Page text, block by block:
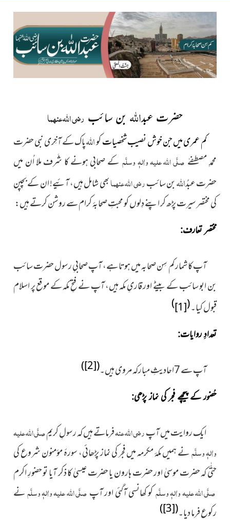
حضرت عبداللہ بن سائب رضی اللہ عنہما
کم عمری میں جن خوش نصیب شخصیاتکواللہپاک کے آخِری نبی حضرت
محمدِ مصطفےٰ صلَّی اللہ علیہ واٰلہٖ وسلَّمکے صحابی ہونے کا شَرف ملا اُن میں
حضرت عبدُاللہبن سائبرضی اللہ عنہمابھی شامل ہیں، آئیے! ان کے بچپن
کی مختصر سیرت پڑھ کر اپنے دِلوں کو محبتِ صحابۂ کرام سے روشن کرتے ہیں:
مختصر تعارف:
آپ کا شمار کم سِن صحابہ میں ہوتا ہے، آپ صحابیِ رسول حضرت سائب
بن ابو سائب کے بیٹے اور قاریِ مکہ ہیں، آپ نے فتحِ مکہ کے موقع پر اسلام
قبول کیا۔(
[1]
)
تعدادِ روایات:
آپ سے 7احادیثِ مبارکہ مروی ہیں۔ (
[2]
)
حُضور کے پیچھے فجر کی نماز پڑھی:
ایک روایت میں آپرضی اللہ عنہفرماتے ہیں کہ رسولِ کریمصلَّی اللہ علیہ
واٰلہٖ وسلَّمنے ہمیں مکۂ مکرمہ میں فجر کی نماز پڑھائی، سورۂ مؤمنون شروع کی
حتّٰی کہ حضرت موسیٰ اور حضرت ہارون یا حضرت عیسیٰ کا ذکر آیا تو حضورِ اکرم
صلَّی اللہ علیہ واٰلہٖ وسلَّمکو کھانسی آگئی اور آپصلَّی اللہ علیہ واٰلہٖ وسلَّمنے
رکوع فرما دیا۔(
[3]
)